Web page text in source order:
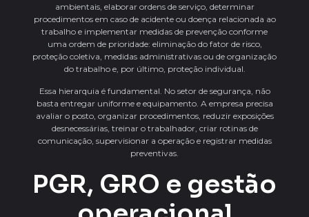
ambientais, elaborar ordens de serviço, determinar
procedimentos em caso de acidente ou doença relacionada ao
trabalho e implementar medidas de prevenção conforme
uma ordem de prioridade: eliminação do fator de risco,
proteção coletiva, medidas administrativas ou de organização
do trabalho e, por último, proteção individual.
Essa hierarquia é fundamental. No setor de segurança, não
basta entregar uniforme e equipamento. A empresa precisa
avaliar o posto, organizar procedimentos, reduzir exposições
desnecessárias, treinar o trabalhador, criar rotinas de
comunicação, supervisionar a operação e registrar medidas
preventivas.
PGR, GRO e gestão